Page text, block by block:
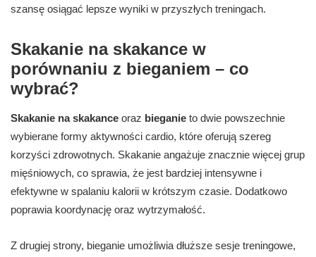
szansę osiągać lepsze wyniki w przyszłych treningach.
Skakanie na skakance w
porównaniu z bieganiem – co
wybrać?
Skakanie na skakance oraz bieganie to dwie powszechnie
wybierane formy aktywności cardio, które oferują szereg
korzyści zdrowotnych. Skakanie angażuje znacznie więcej grup
mięśniowych, co sprawia, że jest bardziej intensywne i
efektywne w spalaniu kalorii w krótszym czasie. Dodatkowo
poprawia koordynację oraz wytrzymałość.
Z drugiej strony, bieganie umożliwia dłuższe sesje treningowe,